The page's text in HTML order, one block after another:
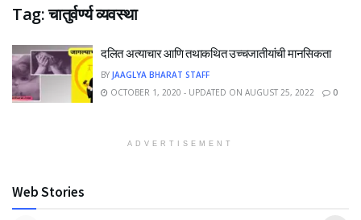
Tag:चातुर्वर्ण्य व्यवस्था
दलित अत्याचार आणि तथाकथित उच्चजातीयांची मानसिकता
BY JAAGLYA BHARAT STAFF
OCTOBER 1, 2020 - UPDATED ON AUGUST 25, 2022
0
ADVERTISEMENT
Web Stories